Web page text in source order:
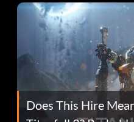
Does This Hire